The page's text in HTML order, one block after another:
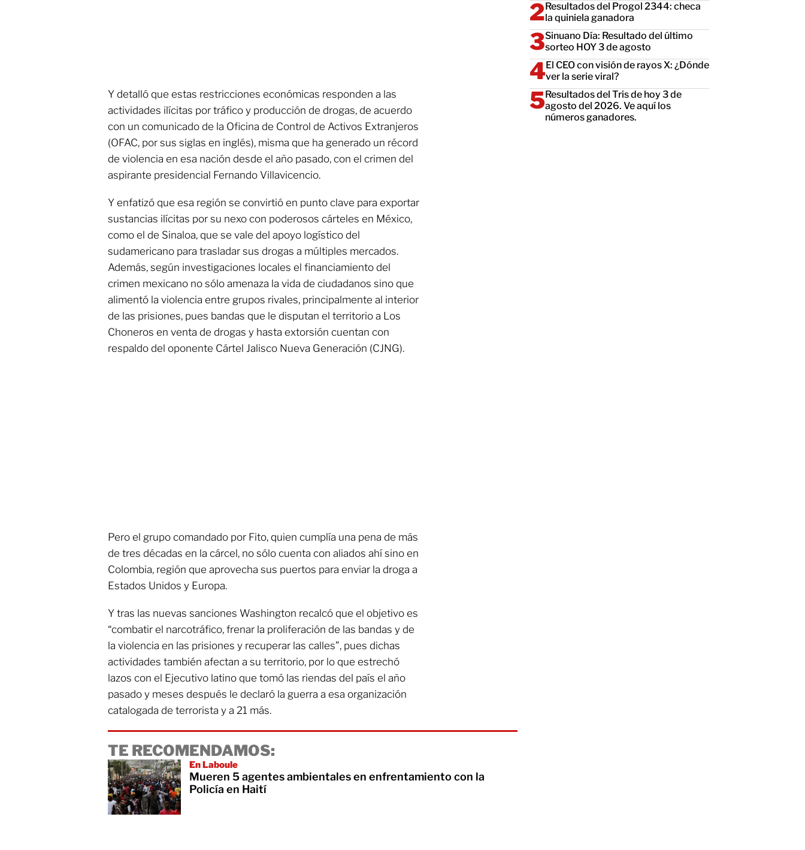
Y detalló que estas restricciones económicas responden a las
actividades ilícitas por tráfico y producción de drogas, de acuerdo
con un comunicado de la Oficina de Control de Activos Extranjeros
(OFAC, por sus siglas en inglés), misma que ha generado un récord
de violencia en esa nación desde el año pasado, con el crimen del
aspirante presidencial Fernando Villavicencio.
Y enfatizó que esa región se convirtió en punto clave para exportar
sustancias ilícitas por su nexo con poderosos cárteles en México,
como el de Sinaloa, que se vale del apoyo logístico del
sudamericano para trasladar sus drogas a múltiples mercados.
Además, según investigaciones locales el financiamiento del
crimen mexicano no sólo amenaza la vida de ciudadanos sino que
alimentó la violencia entre grupos rivales, principalmente al interior
de las prisiones, pues bandas que le disputan el territorio a Los
Choneros en venta de drogas y hasta extorsión cuentan con
respaldo del oponente Cártel Jalisco Nueva Generación (CJNG).
Pero el grupo comandado por Fito, quien cumplía una pena de más
de tres décadas en la cárcel, no sólo cuenta con aliados ahí sino en
Colombia, región que aprovecha sus puertos para enviar la droga a
Estados Unidos y Europa.
Y tras las nuevas sanciones Washington recalcó que el objetivo es
“combatir el narcotráfico, frenar la proliferación de las bandas y de
la violencia en las prisiones y recuperar las calles”, pues dichas
actividades también afectan a su territorio, por lo que estrechó
lazos con el Ejecutivo latino que tomó las riendas del país el año
pasado y meses después le declaró la guerra a esa organización
catalogada de terrorista y a 21 más.
TE RECOMENDAMOS:
En Laboule
Mueren 5 agentes ambientales en enfrentamiento con la
Policía en Haití
Resultados del Progol 2344: checa
la quiniela ganadora
Sinuano Día: Resultado del último
sorteo HOY 3 de agosto
El CEO con visión de rayos X: ¿Dónde
ver la serie viral?
Resultados del Tris de hoy 3 de
agosto del 2026. Ve aquí los
números ganadores.